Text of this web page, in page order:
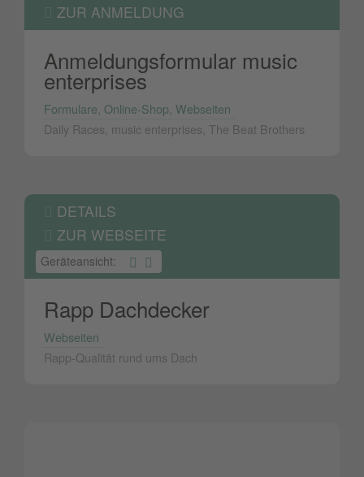
ZUR ANMELDUNG
Anmeldungsformular music
enterprises
Formulare, Online-Shop, Webseiten
Daily Races, music enterprises, The Beat Brothers
DETAILS
ZUR WEBSEITE
Geräteansicht:
Rapp Dachdecker
Webseiten
Rapp-Qualität rund ums Dach